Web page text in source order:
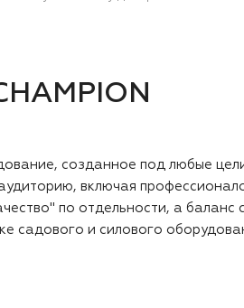
созданное под любые
включая
по отдельности, а
садового и силового